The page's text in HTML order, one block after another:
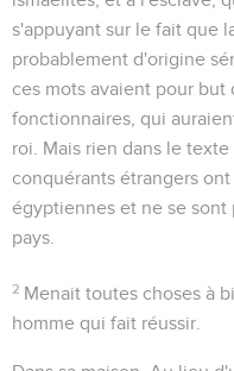
s'appuyant sur le fait que
probablement d'origine
ces mots avaient pour
fonctionnaires, qui
roi. Mais rien dans le
conquérants étrangers
égyptiennes et ne se sont
pays.
2 Menait toutes choses à
homme qui fait réussir